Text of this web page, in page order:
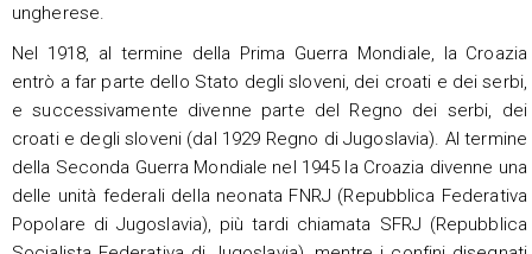
ungherese.
Nel 1918, al termine della Prima Guerra Mondiale, la Croazia
entrò a far parte dello Stato degli sloveni, dei croati e dei serbi,
e successivamente divenne parte del Regno dei serbi, dei
croati e degli sloveni (dal 1929 Regno di Jugoslavia). Al termine
della Seconda Guerra Mondiale nel 1945 la Croazia divenne una
delle unità federali della neonata FNRJ (Repubblica Federativa
Popolare di Jugoslavia), più tardi chiamata SFRJ (Repubblica